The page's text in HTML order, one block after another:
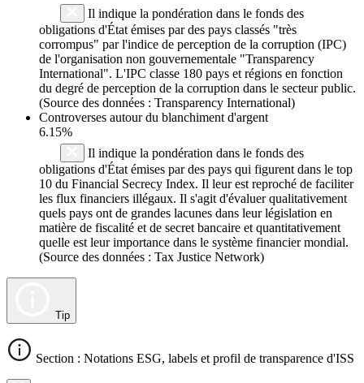
Il indique la pondération dans le fonds des
obligations d'État émises par des pays classés "très
corrompus" par l'indice de perception de la corruption (IPC)
de l'organisation non gouvernementale "Transparency
International". L'IPC classe 180 pays et régions en fonction
du degré de perception de la corruption dans le secteur public.
(Source des données : Transparency International)
Controverses autour du blanchiment d'argent
6.15%
Il indique la pondération dans le fonds des
obligations d'État émises par des pays qui figurent dans le top
10 du Financial Secrecy Index. Il leur est reproché de faciliter
les flux financiers illégaux. Il s'agit d'évaluer qualitativement
quels pays ont de grandes lacunes dans leur législation en
matière de fiscalité et de secret bancaire et quantitativement
quelle est leur importance dans le système financier mondial.
(Source des données : Tax Justice Network)
Tip
Section : Notations ESG, labels et profil de transparence d'ISS